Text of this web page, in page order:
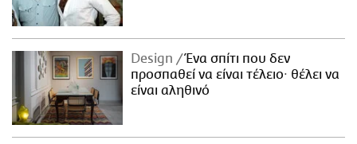
Design
Ένα σπίτι που δεν
προσπαθεί να είναι τέλειο· θέλει να
είναι αληθινό